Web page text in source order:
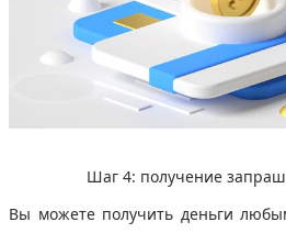
Шаг 4: получение
Вы можете получить деньги